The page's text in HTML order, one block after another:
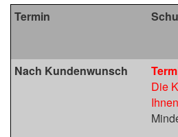
Termin
Nach Kundenwunsch
Die